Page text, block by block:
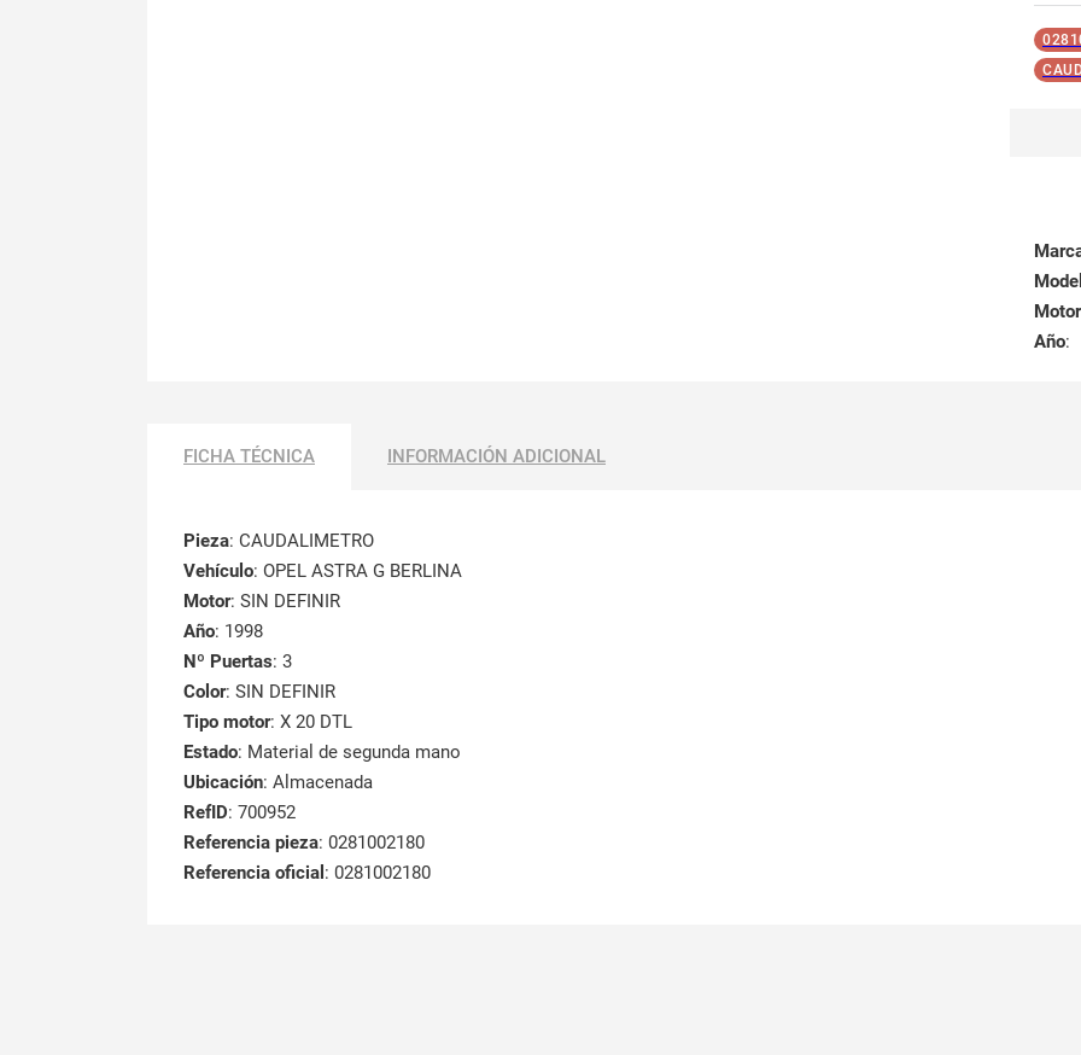
Motor
Año:
FICHA TÉCNICA INFORMACIÓN ADICIONAL
Pieza: CAUDALIMETRO
Vehículo: OPEL ASTRA G BERLINA
Motor: SIN DEFINIR
Año: 1998
Nº Puertas: 3
Color: SIN DEFINIR
Tipo motor: X 20 DTL
Estado: Material de segunda mano
Ubicación: Almacenada
RefID: 700952
Referencia pieza: 0281002180
Referencia oficial : 0281002180